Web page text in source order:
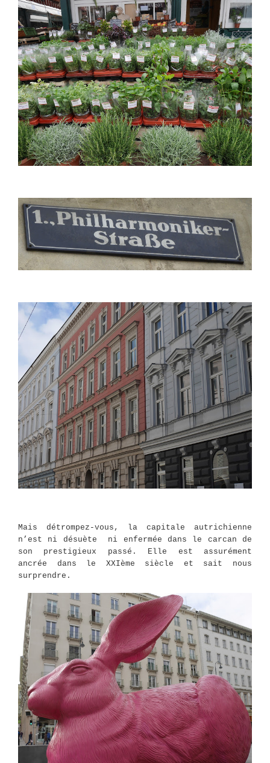
Mais détrompez-vous, la capitale autrichienne
n’est ni désuète ni enfermée dans le carcan de
son prestigieux passé. Elle est assurément
ancrée dans le XXIème siècle et sait nous
surprendre.